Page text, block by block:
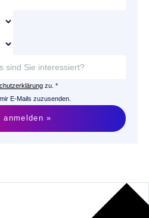
zu. *
E-Mails zuzusenden.
anmelden »